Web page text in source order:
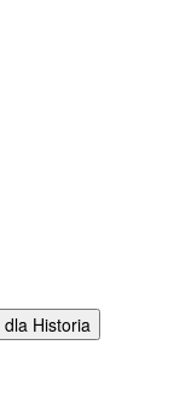
Historia